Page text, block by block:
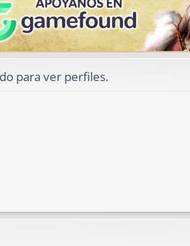
para ver perfiles.